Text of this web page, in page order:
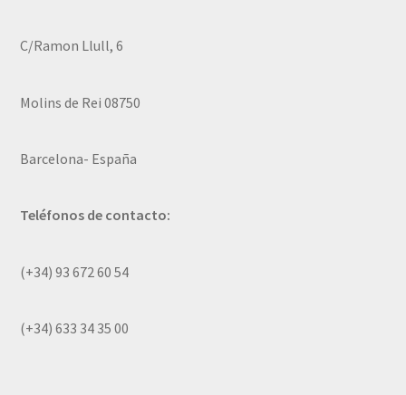
C/Ramon Llull, 6
Molins de Rei 08750
Barcelona- España
Teléfonos de contacto:
(+34) 93 672 60 54
(+34) 633 34 35 00